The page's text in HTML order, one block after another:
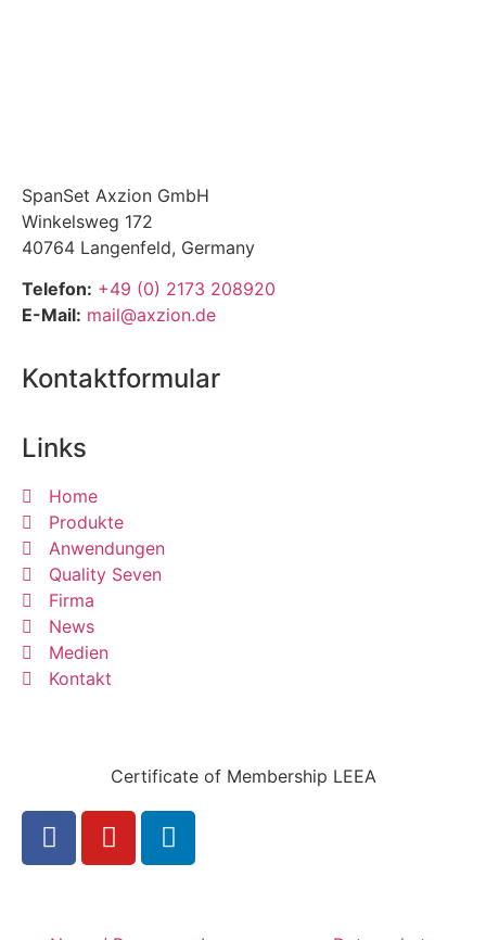
SpanSet Axzion GmbH
Winkelsweg 172
40764 Langenfeld, Germany
Telefon: +49 (0) 2173 208920
E-Mail: mail@axzion.de
Kontaktformular
Links
Home
Produkte
Anwendungen
Quality Seven
Firma
News
Medien
Kontakt
Certificate of Membership LEEA